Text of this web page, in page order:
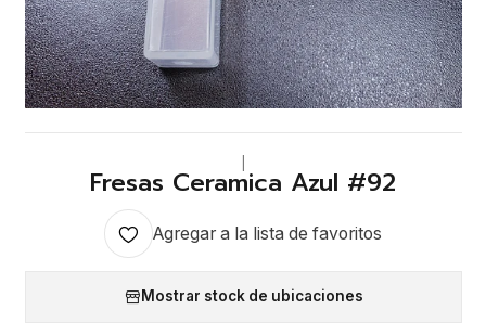
Fresas Ceramica Azul #92
Agregar a la lista de favoritos
Mostrar stock de ubicaciones